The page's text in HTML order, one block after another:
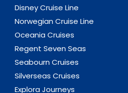
Disney Cruise Line
Norwegian Cruise Line
Oceania Cruises
Regent Seven Seas
Seabourn Cruises
Silverseas Cruises
Explora Journeys